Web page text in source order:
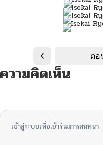
ตอ
ความคิดเห็น
เข้าสู่ระบบเพื่อเข้าร่วมการสนทนา